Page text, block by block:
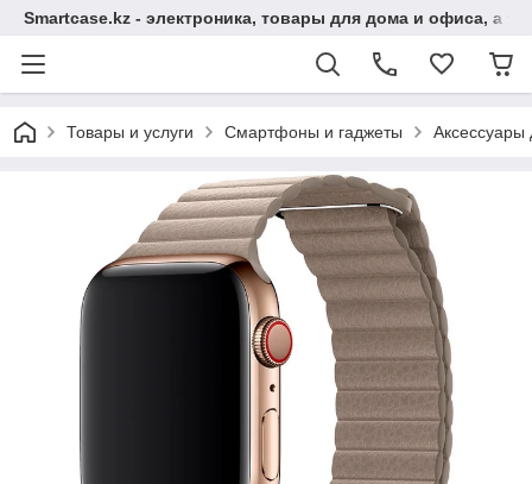
Smartcase.kz - электроника, товары для дома и офиса, а
Товары и услуги Смартфоны и гаджеты Аксессуары